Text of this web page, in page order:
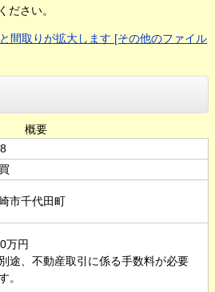
ださい。
間取りが拡大します [その他のファイル
概要
市千代田町
万円
途、不動産取引に係る手数料が必要
。